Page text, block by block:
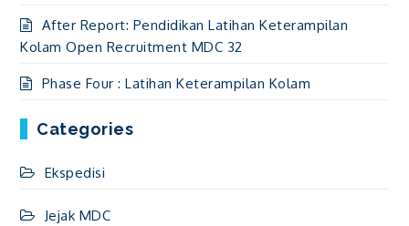
After Report: Pendidikan Latihan Keterampilan
Kolam Open Recruitment MDC 32
Phase Four : Latihan Keterampilan Kolam
Categories
Ekspedisi
Jejak MDC